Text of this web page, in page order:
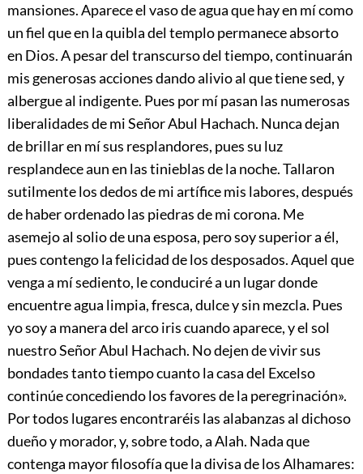
mansiones. Aparece el vaso de agua que hay en mí como
un fiel que en la quibla del templo permanece absorto
en Dios. A pesar del transcurso del tiempo, continuarán
mis generosas acciones dando alivio al que tiene sed, y
albergue al indigente. Pues por mí pasan las numerosas
liberalidades de mi Señor Abul Hachach. Nunca dejan
de brillar en mí sus resplandores, pues su luz
resplandece aun en las tinieblas de la noche. Tallaron
sutilmente los dedos de mi artífice mis labores, después
de haber ordenado las piedras de mi corona. Me
asemejo al solio de una esposa, pero soy superior a él,
pues contengo la felicidad de los desposados. Aquel que
venga a mí sediento, le conduciré a un lugar donde
encuentre agua limpia, fresca, dulce y sin mezcla. Pues
yo soy a manera del arco iris cuando aparece, y el sol
nuestro Señor Abul Hachach. No dejen de vivir sus
bondades tanto tiempo cuanto la casa del Excelso
continúe concediendo los favores de la peregrinación».
Portodos lugares encontraréis las alabanzas al dichoso
dueño y morador, y, sobre todo, a Alah. Nada que
contenga mayor filosofía que la divisa de los Alhamares: